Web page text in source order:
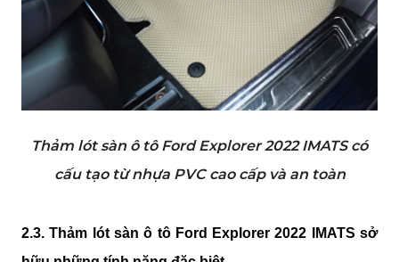
Thảm lót sàn ô tô Ford Explorer 2022 IMATS có
cấu tạo từ nhựa PVC cao cấp và an toàn
2.3. Thảm lót sàn ô tô Ford Explorer 2022 IMATS sở